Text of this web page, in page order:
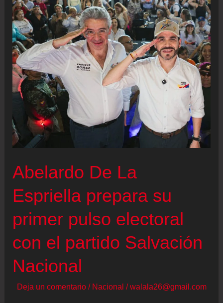
con
Rufián:
“No
hay
que
confundir
unidad
de
acción
con
la
electoral”
Abelardo De La
Espriella prepara su
primer pulso electoral
con el partido Salvación
Nacional
Deja un comentario / Nacional /walala26@gmail.com